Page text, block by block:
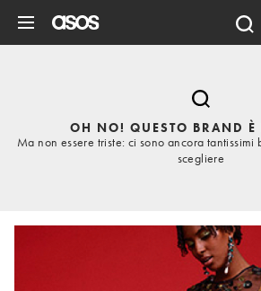
OH NO! QUESTO BRAND È
Ma non essere triste: ci sono ancora
scegliere